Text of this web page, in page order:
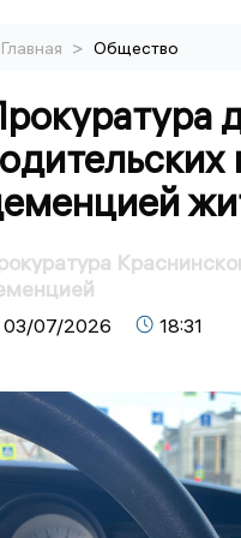
Главная > Общество
03/07/2026 18:31